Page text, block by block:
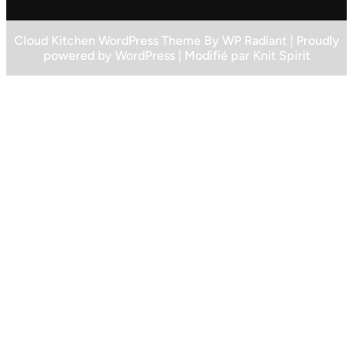
Cloud Kitchen WordPress Theme By WP Radiant | Proudly
powered by WordPress| Modifié par Knit Spirit